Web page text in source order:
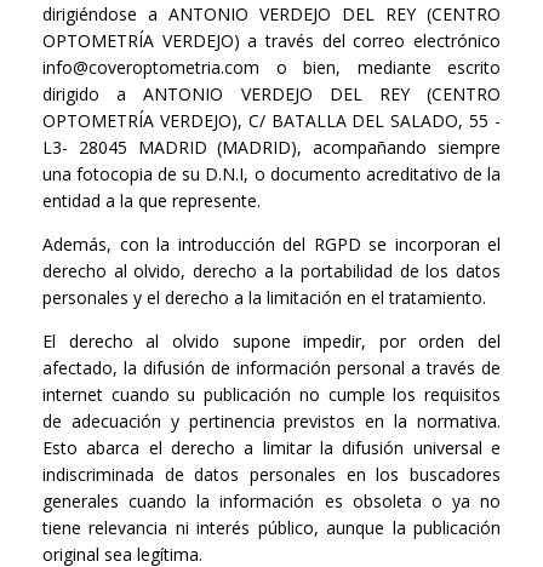
dirigiéndose a ANTONIO VERDEJO DEL REY (CENTRO
OPTOMETRÍA VERDEJO) a través del correo electrónico
info@coveroptometria.com o bien, mediante escrito
dirigido a ANTONIO VERDEJO DEL REY (CENTRO
OPTOMETRÍA VERDEJO), C/ BATALLA DEL SALADO, 55 -
L3- 28045 MADRID (MADRID), acompañando siempre
una fotocopia de su D.N.I, o documento acreditativo de la
entidad a la que represente.
Además, con la introducción del RGPD se incorporan el
derecho al olvido, derecho a la portabilidad de los datos
personales y el derecho a la limitación en el tratamiento.
El derecho al olvido supone impedir, por orden del
afectado, la difusión de información personal a través de
internet cuando su publicación no cumple los requisitos
de adecuación y pertinencia previstos en la normativa.
Esto abarca el derecho a limitar la difusión universal e
indiscriminada de datos personales en los buscadores
generales cuando la información es obsoleta o ya no
tiene relevancia ni interés público, aunque la publicación
original sea legítima.